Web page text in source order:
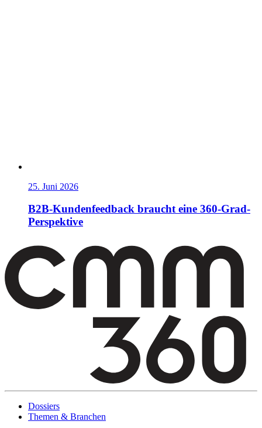
25. Juni 2026
B2B-Kundenfeedback braucht eine 360-Grad-
Perspektive
Dossiers
Themen & Branchen